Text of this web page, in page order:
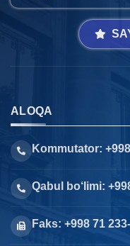
ALOQA
Kommutator:
Qabul bo‘limi:
Faks: +998 71